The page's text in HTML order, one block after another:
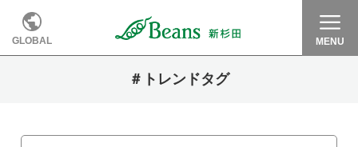
GLOBAL MENU
＃トレンドタグ